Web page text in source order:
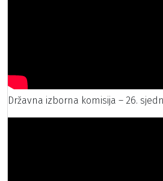
Državna izborna komisija – 26.